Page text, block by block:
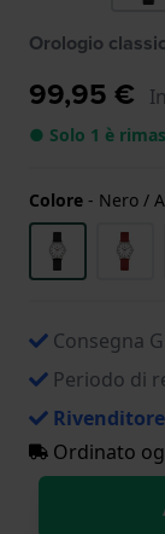
Orologio
99,95 €
● Solo 1 è
Colore - Nero /
Consegna
Periodo di
Ordinato